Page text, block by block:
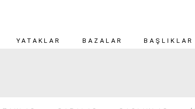
YATAKLAR BAZALAR BAŞLIKLAR